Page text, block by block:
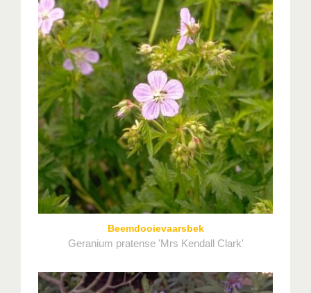
Beemdooievaarsbek
Geranium pratense 'Mrs Kendall Clark'